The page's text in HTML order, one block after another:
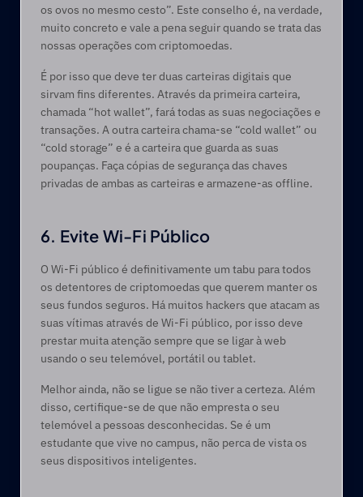
os ovos no mesmo cesto”. Este conselho é, na verdade,
muito concreto e vale a pena seguir quando se trata das
nossas operações com criptomoedas.
É por isso que deve ter duas carteiras digitais que
sirvam fins diferentes. Através da primeira carteira,
chamada “hot wallet”, fará todas as suas negociações e
transações. A outra carteira chama-se “cold wallet” ou
“cold storage” e é a carteira que guarda as suas
poupanças. Faça cópias de segurança das chaves
privadas de ambas as carteiras e armazene-as offline.
6. Evite Wi-Fi Público
O Wi-Fi público é definitivamente um tabu para todos
os detentores de criptomoedas que querem manter os
seus fundos seguros. Há muitos hackers que atacam as
suas vítimas através de Wi-Fi público, por isso deve
prestar muita atenção sempre que se ligar à web
usando o seu telemóvel, portátil ou tablet.
Melhor ainda, não se ligue se não tiver a certeza. Além
disso, certifique-se de que não empresta o seu
telemóvel a pessoas desconhecidas. Se é um
estudante que vive no campus, não perca de vista os
seus dispositivos inteligentes.